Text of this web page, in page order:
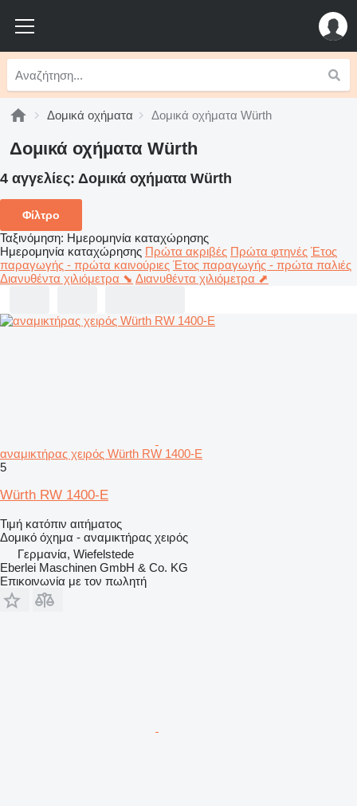
Δομικά οχήματα Δομικά οχήματα Würth
Δομικά οχήματα Würth
4 αγγελίες: Δομικά οχήματα Würth
Φίλτρο
Ταξινόμηση: Ημερομηνία καταχώρησης
Ημερομηνία καταχώρησης Πρώτα ακριβές Πρώτα φτηνές Έτος
παραγωγής - πρώτα καινούριες Έτος παραγωγής - πρώτα παλιές
Διανυθέντα χιλιόμετρα ⬊ Διανυθέντα χιλιόμετρα ⬈
αναμικτήρας χειρός Würth RW 1400-E
5
Würth RW 1400-E
Τιμή κατόπιν αιτήματος
Δομικό όχημα - αναμικτήρας χειρός
Γερμανία, Wiefelstede
Eberlei Maschinen GmbH & Co. KG
Επικοινωνία με τον πωλητή